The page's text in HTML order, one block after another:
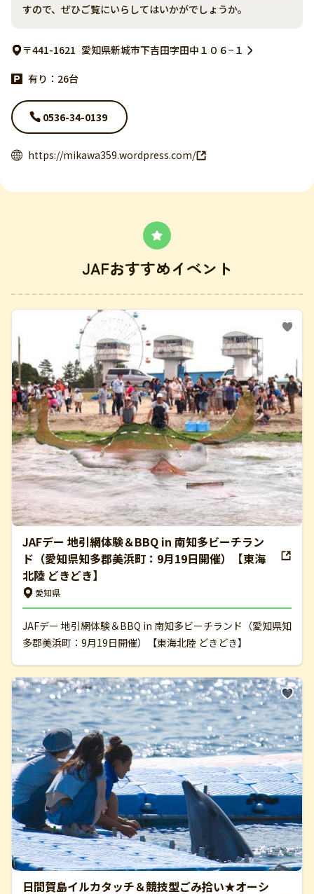
すので、ぜひご覧にいらしてはいかがでしょうか。
〒441-1621 愛知県新城市下吉田字田中１０６−１
有り：26台
0536-34-0139
https://mikawa359.wordpress.com/
JAFおすすめイベント
JAFデー 地引網体験＆BBQ in 南知多ビーチラン
ド（愛知県知多郡美浜町：9月19日開催）【東海
北陸 どきどき】
愛知県
JAFデー 地引網体験＆BBQ in 南知多ビーチランド（愛知県知
多郡美浜町：9月19日開催）【東海北陸 どきどき】
日間賀島イルカタッチ＆競技型ごみ拾い★オーシ